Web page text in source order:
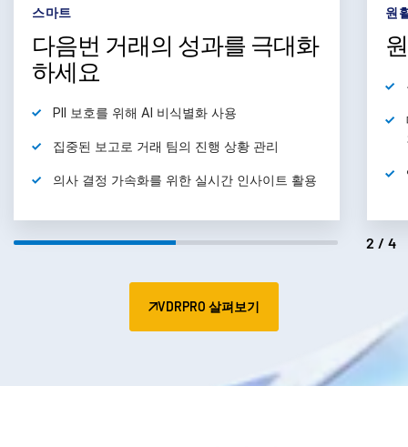
스마트
다음번 거래의 성과를 극대화
하세요
PII 보호를 위해 AI 비식별화 사용
집중된 보고로 거래 팀의 진행 상황 관리
의사 결정 가속화를 위한 실시간 인사이트 활용
원
2/4
VDRPRO 살펴보기